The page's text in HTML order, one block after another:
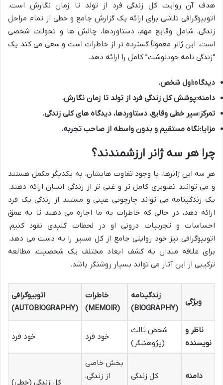
هدف آن روایت کل زندگی فرد از تولد تا زمان نگارش است.
اتوبیوگرافی تلاشی برای ارائه یک گزارش جامع و خطی از تمام مراحل
زندگی، شامل وقایع مهم، دستاوردها، چالش ها و تحولات شخصی
است. این ژانر معمولاً گسترده تر از خاطرات است و سعی می کند یک
“زندگی نامه خودنوشت” کامل را ارائه دهد.
دیدگاه:اول شخص.
دامنه:پوشش کل زندگی فرد از تولد تا زمان نگارش.
تمرکز:سیر خطی وقایع، دستاوردها، دیدگاه های کلی زندگی.
مزایا:نگاه مستقیم و بدون واسطه از صاحب تجربه.
چرا هر سه ژانر ارزشمندند؟
هر سه این ژانرها، با وجود تفاوت هایشان، به یکدیگر مکمل هستند
و می توانند تصویری کامل تر و غنی تر از زندگی انسان ارائه دهند.
یک زندگینامه می تواند چارچوبی عینی و مستند از زندگی یک فرد
ارائه دهد، در حالی که خاطرات به ما اجازه می دهند تا به عمق
احساسات و تجربیات درونی او در لحظات کلیدی نفوذ کنیم.
اتوبیوگرافی نیز خود روایتی جامع از کل مسیر را به دست می دهد.
برای علاقه مندان به کشف ابعاد مختلف یک شخصیت، مطالعه
ترکیبی از این آثار می تواند بسیار روشنگر باشد.
ویژگی
زندگینامه
(BIOGRAPHY)
خاطرات
(MEMOIR)
اتوبیوگرافی
(AUTOBIOGRAPHY)
ناظر و
نویسنده
شخص ثالث
(پژوهشگر)
خود فرد خود فرد
دامنه
کل زندگی
بخش خاصی
از زندگی،
کل زندگی (خطی)